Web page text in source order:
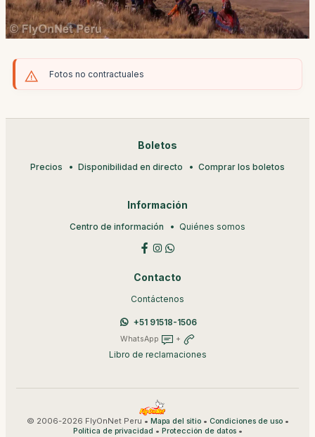
Fotos no contractuales
Boletos
Precios Disponibilidad en directo Comprar los boletos
Información
Centro de información Quiénes somos
Contacto
Contáctenos
+51 91518-1506
WhatsApp +
Libro de reclamaciones
© 2006-2026 FlyOnNet Peru • Mapa del sitio• Condiciones de uso•
Política de privacidad • Protección de datos•